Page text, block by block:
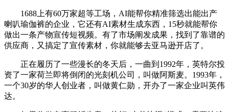
1688上有60万家超等工场，AI能帮你精准筛选出能出产
喇叭瑜伽裤的企业，它还有AI素材生成东西，15秒就能帮你
做出一条产物宣传短视频。有了市场阐发成果，找到了靠谱的
供应商，又搞定了宣传素材，你就能够去亚马逊开店了。
正在履历了一些漫长的冬天后，一曲到1992年，英特尔投
资了一家荷兰即将倒闭的光刻机公司，叫做阿斯麦。1993年，
一个30岁的华人创业者，叫做黄仁勋，开办了一家企业叫英伟
达。